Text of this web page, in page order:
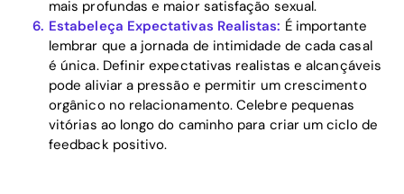
mais profundas e maior satisfação sexual.
Estabeleça Expectativas Realistas: É importante
lembrar que a jornada de intimidade de cada casal
é única. Definir expectativas realistas e alcançáveis
pode aliviar a pressão e permitir um crescimento
orgânico no relacionamento. Celebre pequenas
vitórias ao longo do caminho para criar um ciclo de
feedback positivo.